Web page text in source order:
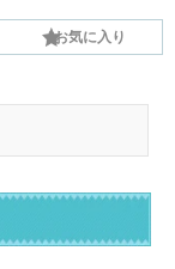
お気に入り